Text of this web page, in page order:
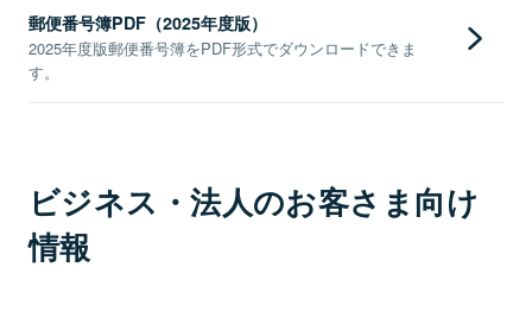
郵便番号簿PDF（2025年度版）
2025年度版郵便番号簿をPDF形式でダウンロードできま
す。
ビジネス・法人のお客さま向け
情報